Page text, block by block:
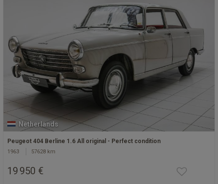
Netherlands
Peugeot 404 Berline 1.6 All original - Perfect condition
1963 57628 km
19 950 €